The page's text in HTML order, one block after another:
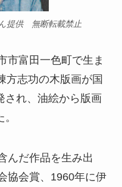
提供 無断転載禁止
市富田一色町で生ま
方志功の木版画が国
され、油絵から版画
んだ作品を生み出
協会賞、1960年に伊